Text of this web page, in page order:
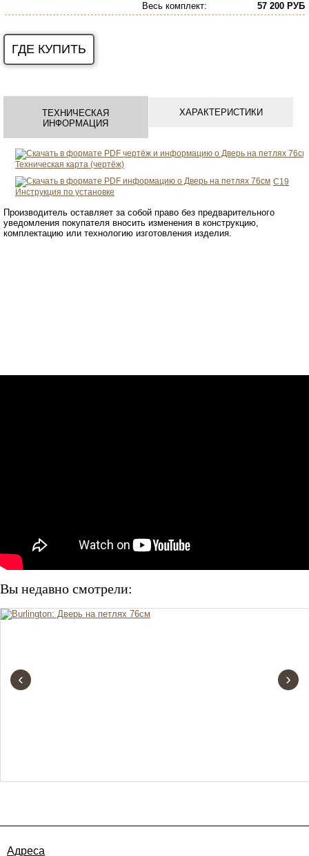
Весь комплект: 57 200 РУБ
ГДЕ КУПИТЬ
ТЕХНИЧЕСКАЯ
ИНФОРМАЦИЯ
Техническая карта (чертёж)
C19
Инструкция по установке
Производитель оставляет за собой право без предварительного
уведомления покупателя вносить изменения в конструкцию,
комплектацию или технологию изготовления изделия.
ХАРАКТЕРИСТИКИ
Вы недавно смотрели:
‹ ›
Адреса